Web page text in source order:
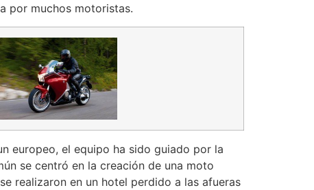
por muchos motoristas.
europeo, el equipo ha sido guiado por la
se centró en la creación de una moto
realizaron en un hotel perdido a las afueras